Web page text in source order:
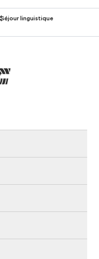
Séjour linguistique